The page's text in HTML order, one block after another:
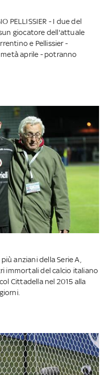
PELLISSIER - I due del
giocatore dell'attuale
e Pellissier -
aprile - potranno
anziani della Serie A,
immortali del calcio italiano
Cittadella nel 2015 alla